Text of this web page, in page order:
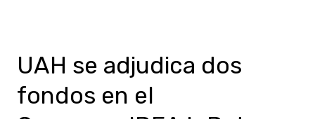
UAH se adjudica dos
fondos en el